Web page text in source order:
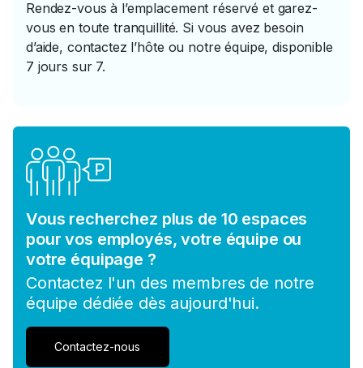
Rendez-vous à l’emplacement réservé et garez-
vous en toute tranquillité. Si vous avez besoin
d’aide, contactez l’hôte ou notre équipe, disponible
7 jours sur 7.
Vous recherchez plus de 10 espaces
pour vos employés, votre équipe ou
votre équipage ?
Contactez l'un des membres de notre
équipe dédiée dès aujourd'hui.
Contactez-nous